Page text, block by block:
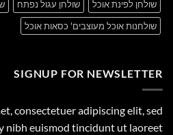
שולחן לפינת אוכל
שולחן עגול נפתח
שולחנות אוכל מעוצבים' כסאות אוכל
SIGNUP FOR NEWSLETTER
consectetuer adipiscing elit, sed
nibh euismod tincidunt ut laoreet.